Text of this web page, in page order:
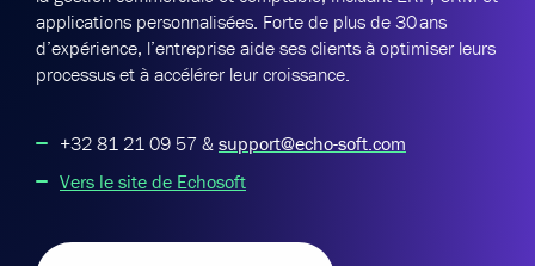
applications personnalisées. Forte de plus de 30 ans
d’expérience, l’entreprise aide ses clients à optimiser leurs
processus et à accélérer leur croissance.
+32 81 21 09 57 & support@echo-soft.com
Vers le site de Echosoft